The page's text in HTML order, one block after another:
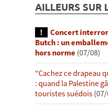
AILLEURS SUR
Concert
Butch : un
hors norme (07/08)
“Cachez ce drapeau
: quand la Palestine
touristes suédois